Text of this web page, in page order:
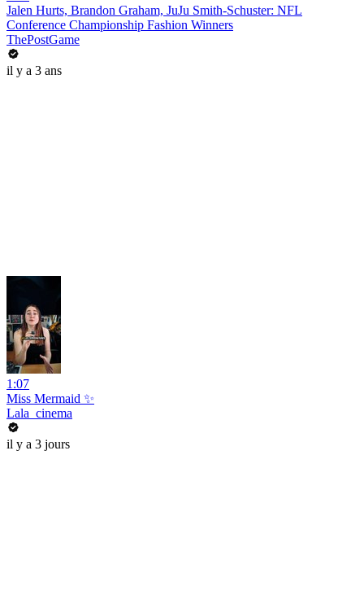
Jalen Hurts, Brandon Graham, JuJu Smith-Schuster: NFL
Conference Championship Fashion Winners
ThePostGame
il y a 3 ans
1:07
Miss Mermaid ✨
Lala_cinema
il y a 3 jours